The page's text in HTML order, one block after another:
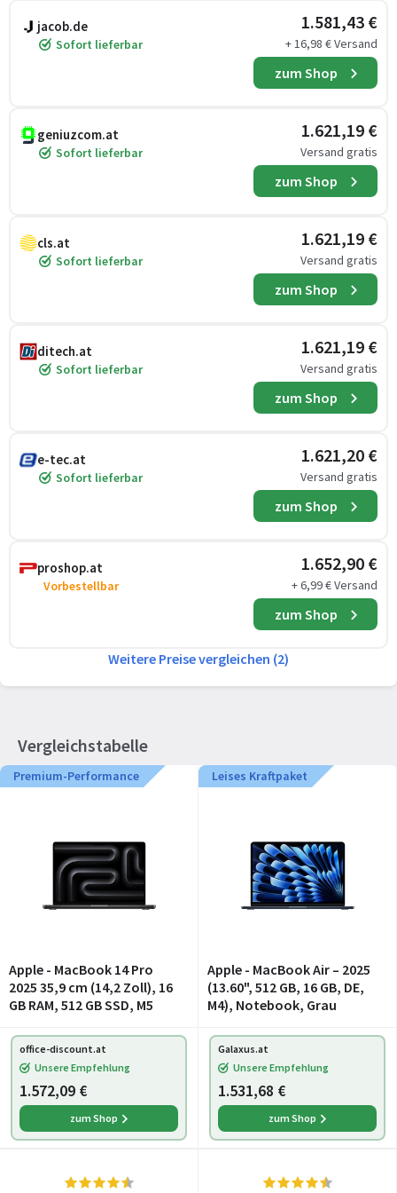
jacob.de
Sofort lieferbar
1.581,43 €
+ 16,98 € Versand
zum Shop
geniuzcom.at
Sofort lieferbar
1.621,19 €
Versand gratis
zum Shop
cls.at
Sofort lieferbar
1.621,19 €
Versand gratis
zum Shop
ditech.at
Sofort lieferbar
1.621,19 €
Versand gratis
zum Shop
e-tec.at
Sofort lieferbar
1.621,20 €
Versand gratis
zum Shop
proshop.at
Vorbestellbar
1.652,90 €
+ 6,99 € Versand
zum Shop
Weitere Preise vergleichen (2)
Vergleichstabelle
Premium-Performance
Apple - MacBook 14 Pro
2025 35,9 cm (14,2 Zoll), 16
GB RAM, 512 GB SSD, M5
Leises Kraftpaket
Apple - MacBook Air – 2025
(13.60", 512 GB, 16 GB, DE,
M4), Notebook, Grau
office-discount.at
Unsere Empfehlung
1.572,09 €
zum Shop
Galaxus.at
Unsere Empfehlung
1.531,68 €
zum Shop